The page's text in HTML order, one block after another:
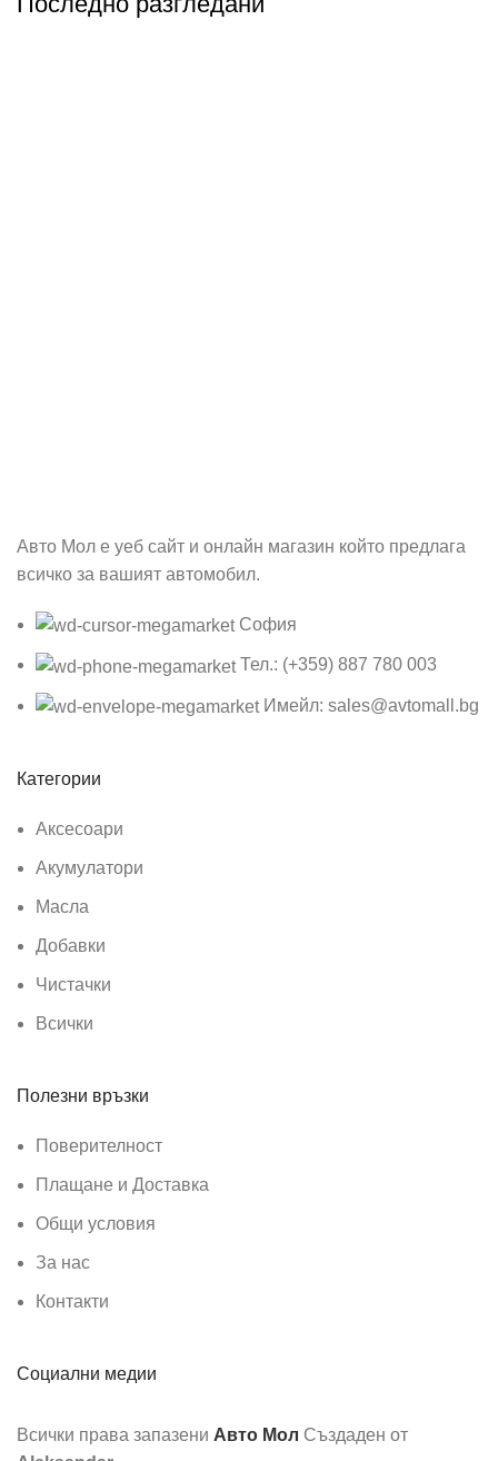
Авто Мол е уеб сайт и онлайн магазин който предлага
всичко за вашият автомобил.
София
Тел.: (+359) 887 780 003
Имейл: sales@avtomall.bg
Категории
Аксесоари
Акумулатори
Масла
Добавки
Чистачки
Всички
Полезни връзки
Поверителност
Плащане и Доставка
Общи условия
За нас
Контакти
Социални медии
Всички права запазени Авто Мол Създаден от